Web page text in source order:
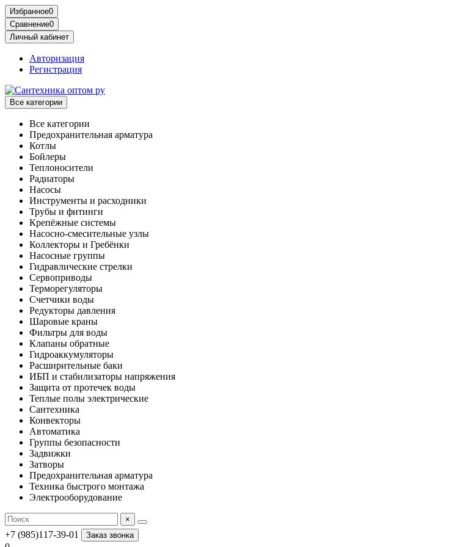
Избранное0
Сравнение0
Личный кабинет
Авторизация
Регистрация
Все категории
Все категории
Предохранительная арматура
Котлы
Бойлеры
Теплоносители
Радиаторы
Насосы
Инструменты и расходники
Трубы и фитинги
Крепёжные системы
Насосно-смесительные узлы
Коллекторы и Гребёнки
Насосные группы
Гидравлические стрелки
Сервоприводы
Терморегуляторы
Счетчики воды
Редукторы давления
Шаровые краны
Фильтры для воды
Клапаны обратные
Гидроаккумуляторы
Расширительные баки
ИБП и стабилизаторы напряжения
Защита от протечек воды
Теплые полы электрические
Сантехника
Конвекторы
Автоматика
Группы безопасности
Задвижки
Затворы
Предохранительная арматура
Техника быстрого монтажа
Электрооборудование
×
+7 (985)117-39-01 Заказ звонка